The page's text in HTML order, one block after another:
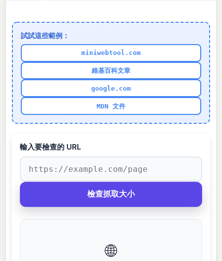
試試這些範例：
miniwebtool.com
維基百科文章
google.com
MDN 文件
輸入要檢查的 URL
檢查抓取大小
🌐